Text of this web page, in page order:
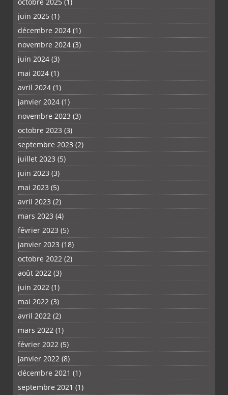
PLUS
PLUS
juin 2025 (1)
décembre 2024 (1)
novembre 2024 (3)
juin 2024 (3)
mai 2024 (1)
avril 2024 (1)
janvier 2024 (1)
novembre 2023 (3)
octobre 2023 (3)
septembre 2023 (2)
juillet 2023 (5)
juin 2023 (3)
mai 2023 (5)
avril 2023 (2)
mars 2023 (4)
février 2023 (5)
janvier 2023 (18)
octobre 2022 (2)
août 2022 (3)
juin 2022 (1)
mai 2022 (3)
avril 2022 (2)
mars 2022 (1)
février 2022 (5)
janvier 2022 (8)
décembre 2021 (1)
septembre 2021 (1)